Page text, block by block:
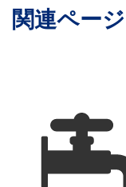
関連ページ